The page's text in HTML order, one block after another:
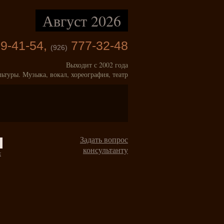
Август 2026
41-54, (926) 777-32-48
Выходит с 2002 года
Музыка, вокал, хореография, театр
Задать вопрос
консультанту